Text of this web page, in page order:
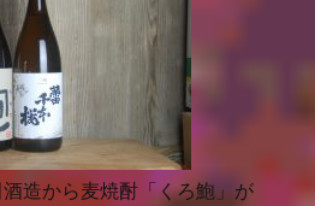
造から麦焼酎「くろ鮑」が